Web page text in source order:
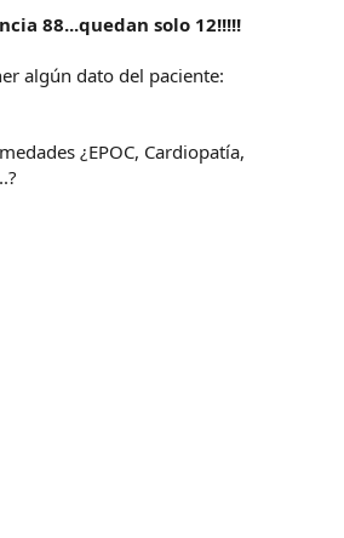
88...quedan solo 12!!!!!
algún dato del paciente:
¿EPOC, Cardiopatía,